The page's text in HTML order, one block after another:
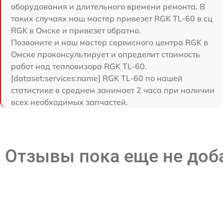
оборудования и длительного времени ремонта. В
таких случаях наш мастер привезет RGK TL-60 в сц
RGK в Омске и привезет обратно.
Позвоните и наш мастер сервисного центра RGK в
Омске проконсультирует и определит стоимость
работ над тепловизора RGK TL-60.
[dataset:services:name] RGK TL-60 по нашей
статистике в среднем занимает 2 часа при наличии
всех необходимых запчастей.
Отзывы пока еще не